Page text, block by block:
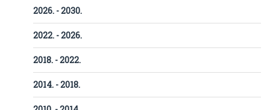
2026. - 2030.
2022. - 2026.
2018. - 2022.
2014. - 2018.